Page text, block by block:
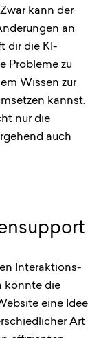
kann der
an
dir die KI-
Probleme zu
Wissen zur
kannst.
nur die
auch
Interaktions-
könnte die
eine Idee
Art